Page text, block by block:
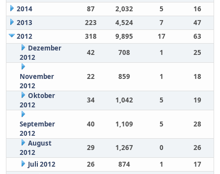
2014
87 2,032 5
16
2013
223 4,524 7
47
2012
318 9,895 17
63
Dezember
2012
42 708 1 25
November
2012
22 859 1 18
Oktober
2012
34 1,042 5 19
September
2012
40 1,109 5 28
August
2012
29 1,267 0
26
Juli 2012
26 874 1
17